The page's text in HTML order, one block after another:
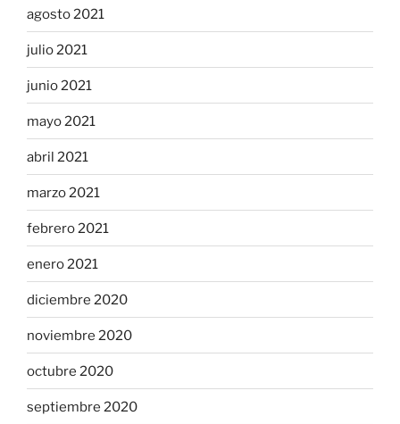
agosto 2021
julio 2021
junio 2021
mayo 2021
abril 2021
marzo 2021
febrero 2021
enero 2021
diciembre 2020
noviembre 2020
octubre 2020
septiembre 2020